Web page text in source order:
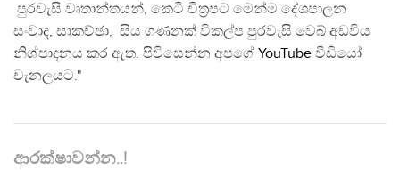
පුරවැසි වෘතාන්තයන්, කෙටි චිත්‍රපට මෙන්ම දේශපාලන
සංවාද, සාකච්ඡා, සිය ගණනක් විකල්ප පුරවැසි වෙබ් අඩවිය
නිශ්පාදනය කර ඇත. පිවිසෙන්න අපගේ YouTube වීඩියෝ
චැනලයට."
ආරක්ෂාවන්න..!